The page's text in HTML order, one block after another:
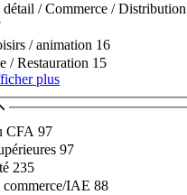
détail / Commerce / Distribution
/ animation 16
/ Restauration 15
plus
CFA 97
97
235
commerce/IAE 88